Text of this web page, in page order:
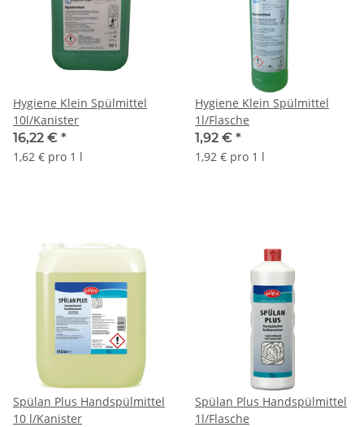
Hygiene Klein Spülmittel
10l/Kanister
16,22 € *
1,62 € pro 1 l
Hygiene Klein Spülmittel
1l/Flasche
1,92 € *
1,92 € pro 1 l
Spülan Plus Handspülmittel
10 l/Kanister
Spülan Plus Handspülmittel
1l/Flasche